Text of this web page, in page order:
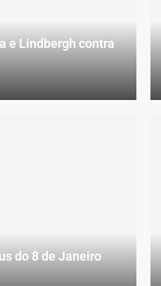
e Lindbergh contra
do 8 de Janeiro